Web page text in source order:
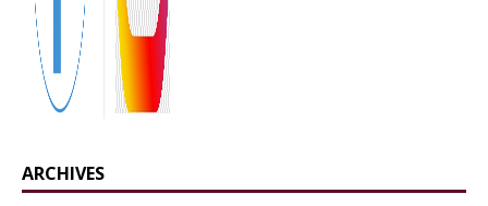
ARCHIVES